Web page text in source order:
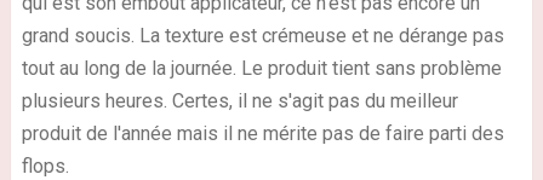
grand soucis. La texture est crémeuse et ne dérange pas
tout au long de la journée. Le produit tient sans problème
plusieurs heures. Certes, il ne s'agit pas du meilleur
produit de l'année mais il ne mérite pas de faire parti des
flops.